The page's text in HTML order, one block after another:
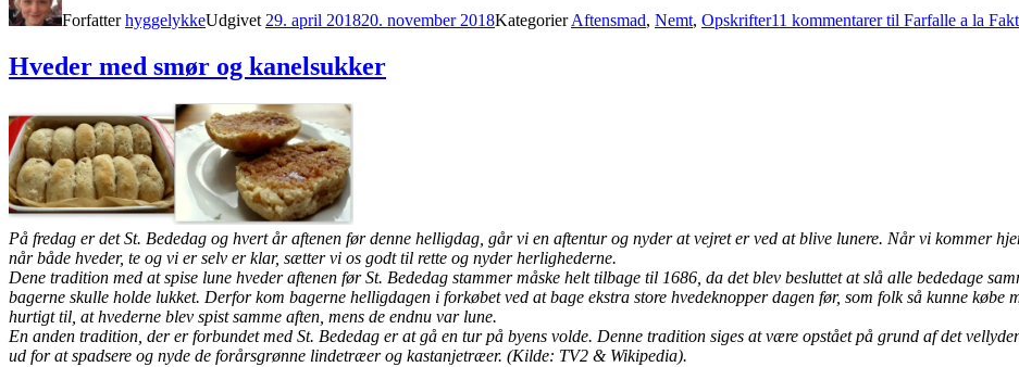
ForfatterhyggelykkeUdgivet 29. april 201820. november 2018KategorierAftensmad, Nemt, Opskrifter11 kommentarertil Farfalle a la
Hveder med smør og kanelsukker
På fredag er det St. Bededag og hvert år aftenen før denne helligdag, går vi en aftentur og nyder at vejret er ved at blive lunere. Når vi kommer
når både hveder, te og vi er selv er klar, sætter vi os godt til rette og nyder herlighederne.
Dene tradition med at spise lune hveder aftenen før St. Bededag stammer måske helt tilbage til 1686, da det blev besluttet at slå alle bededage
bagerne skulle holde lukket. Derfor kom bagerne helligdagen i forkøbet ved at bage ekstra store hvedeknopper dagen før, som folk så kunne købe
hurtigt til, at hvederne blev spist samme aften, mens de endnu var lune.
En anden tradition, der er forbundet med St. Bededag er at gå en tur på byens volde. Denne tradition siges at være opstået på grund af det
ud for at spadsere og nyde de forårsgrønne lindetræer og kastanjetræer. (Kilde: TV2 & Wikipedia).